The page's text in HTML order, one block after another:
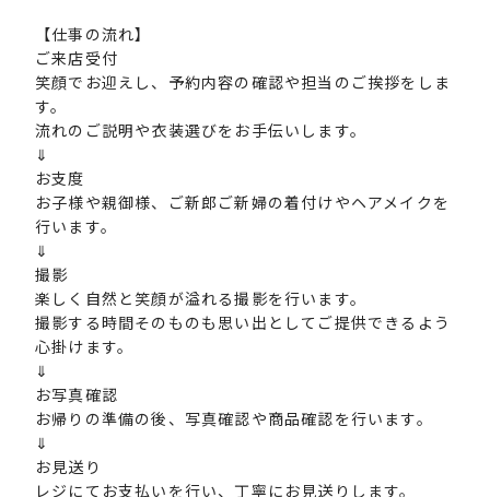
【仕事の流れ】
ご来店受付
笑顔でお迎えし、予約内容の確認や担当のご挨拶をしま
す。
流れのご説明や衣装選びをお手伝いします。
⇓
お支度
お子様や親御様、ご新郎ご新婦の着付けやヘアメイクを
行います。
⇓
撮影
楽しく自然と笑顔が溢れる撮影を行います。
撮影する時間そのものも思い出としてご提供できるよう
心掛けます。
⇓
お写真確認
お帰りの準備の後、写真確認や商品確認を行います。
⇓
お見送り
レジにてお支払いを行い、丁寧にお見送りします。